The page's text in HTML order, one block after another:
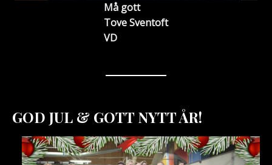
Må gott
Tove Sventoft
VD
GOD JUL & GOTT NYTT ÅR!